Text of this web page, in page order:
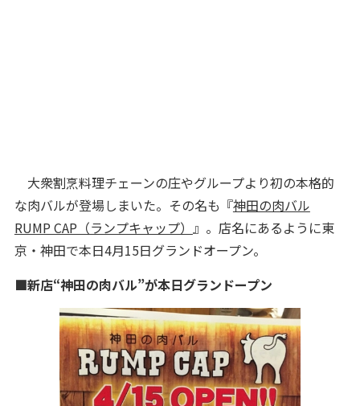
大衆割烹料理チェーンの庄やグループより初の本格的
な肉バルが登場しまいた。その名も『神田の肉バル
RUMP CAP（ランプキャップ） 』。店名にあるように東
京・神田で本日4月15日グランドオープン。
■新店“神田の肉バル”が本日グランドープン